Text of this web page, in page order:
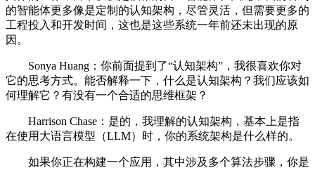
的智能体更多像是定制的认知架构，尽管灵活，但需要更多的
工程投入和开发时间，这也是这些系统一年前还未出现的原
因。
Sonya Huang：你前面提到了“认知架构”，我很喜欢你对
它的思考方式。能否解释一下，什么是认知架构？我们应该如
何理解它？有没有一个合适的思维框架？
Harrison Chase：是的，我理解的认知架构，基本上是指
在使用大语言模型（LLM）时，你的系统架构是什么样的。
如果你正在构建一个应用，其中涉及多个算法步骤，你是